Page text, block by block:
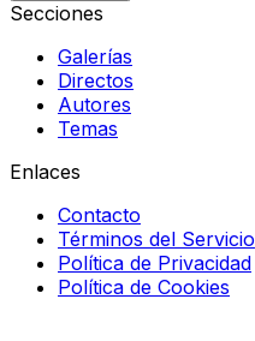
Secciones
Galerías
Directos
Autores
Temas
Enlaces
Contacto
Términos del Servicio
Política de Privacidad
Política de Cookies